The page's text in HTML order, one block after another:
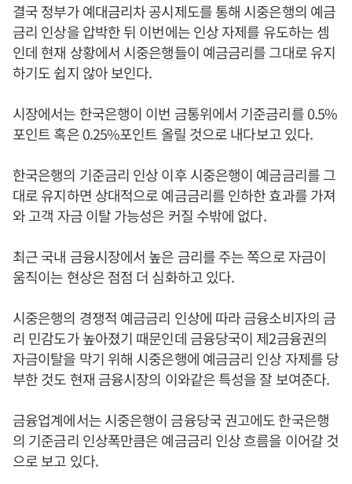
결국 정부가 예대금리차 공시제도를 통해 시중은행의 예금
금리 인상을 압박한 뒤 이번에는 인상 자제를 유도하는 셈
인데 현재 상황에서 시중은행들이 예금금리를 그대로 유지
하기도 쉽지 않아 보인다.
시장에서는 한국은행이 이번 금통위에서 기준금리를 0.5%
포인트 혹은 0.25%포인트 올릴 것으로 내다보고 있다.
한국은행의 기준금리 인상 이후 시중은행이 예금금리를 그
대로 유지하면 상대적으로 예금금리를 인하한 효과를 가져
와 고객 자금 이탈 가능성은 커질 수밖에 없다.
최근 국내 금융시장에서 높은 금리를 주는 쪽으로 자금이
움직이는 현상은 점점 더 심화하고 있다.
시중은행의 경쟁적 예금금리 인상에 따라 금융소비자의 금
리 민감도가 높아졌기 때문인데 금융당국이 제2금융권의
자금이탈을 막기 위해 시중은행에 예금금리 인상 자제를 당
부한 것도 현재 금융시장의 이와같은 특성을 잘 보여준다.
금융업계에서는 시중은행이 금융당국 권고에도 한국은행
의 기준금리 인상폭만큼은 예금금리 인상 흐름을 이어갈 것
으로 보고 있다.